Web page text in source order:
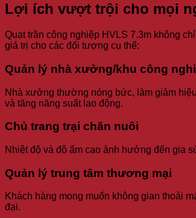
Lợi ích vượt trội cho mọi
Quạt trần công nghiệp HVLS 7.3m không
giá trị cho các đối tượng cụ thể:
Quản lý nhà xưởng/khu công
Nhà xưởng thường nóng bức, làm giảm
và tăng năng suất lao động.
Chủ trang trại chăn nuôi
Nhiệt độ và độ ẩm cao ảnh hưởng đến gia
Quản lý trung tâm thương mại
Khách hàng mong muốn không gian thoải
đại.